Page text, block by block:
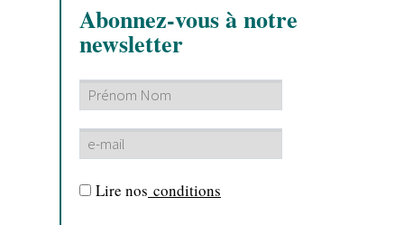
Abonnez-vous à notre
newsletter
Lire nos conditions